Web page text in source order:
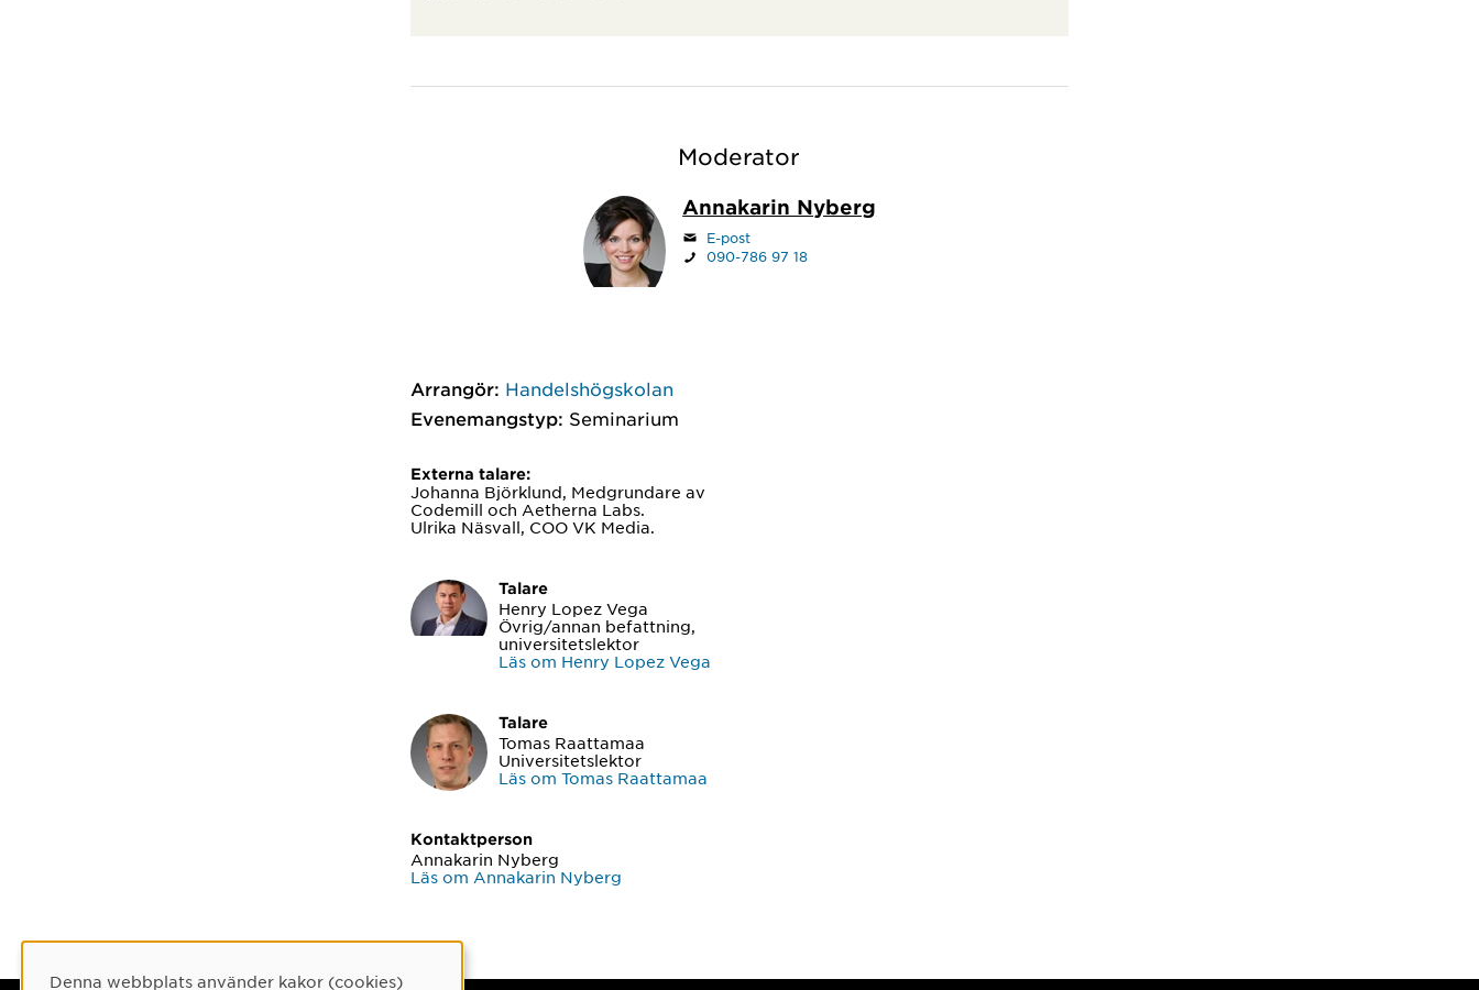
Moderator
Annakarin Nyberg
E-post
090-786 97 18
Arrangör: Handelshögskolan
Evenemangstyp: Seminarium
Externa talare:
Johanna Björklund, Medgrundare av
Codemill och Aetherna Labs.
Ulrika Näsvall, COO VK Media.
Talare
Henry Lopez Vega
Övrig/annan befattning,
universitetslektor
Läs om Henry Lopez Vega
Talare
Tomas Raattamaa
Universitetslektor
Läs om Tomas Raattamaa
Kontaktperson
Annakarin Nyberg
Läs om Annakarin Nyberg
Denna webbplats använder kakor (cookies)